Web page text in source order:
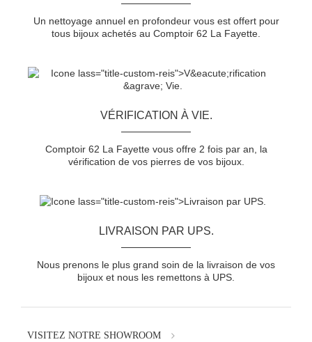
Un nettoyage annuel en profondeur vous est offert pour
tous bijoux achetés au Comptoir 62 La Fayette.
VÉRIFICATION À VIE.
Comptoir 62 La Fayette vous offre 2 fois par an, la
vérification de vos pierres de vos bijoux.
LIVRAISON PAR UPS.
Nous prenons le plus grand soin de la livraison de vos
bijoux et nous les remettons à UPS.
VISITEZ NOTRE SHOWROOM